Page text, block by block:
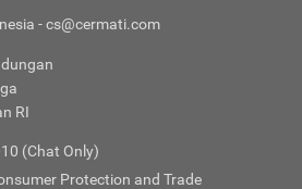
- cs@cermati.com
RI
(Chat Only)
Protection and Trade